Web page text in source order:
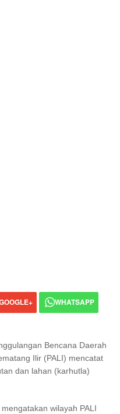
WHATSAPP
Bencana Daerah
Ilir (PALI) mencatat
dan lahan (karhutla)
wilayah PALI